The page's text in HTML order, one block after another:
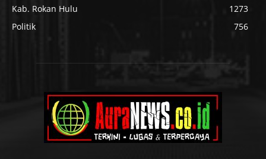
Kab. Rokan Hulu
1273
Politik
756